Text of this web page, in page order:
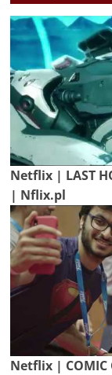
Netflix | LAST
| Nflix.pl
Netflix | COMIC